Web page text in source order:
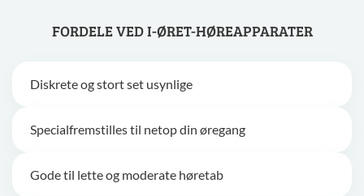
FORDELE VED I-ØRET-HØREAPPARATER
Diskrete og stort set usynlige
Specialfremstilles til netop din øregang
Gode til lette og moderate høretab